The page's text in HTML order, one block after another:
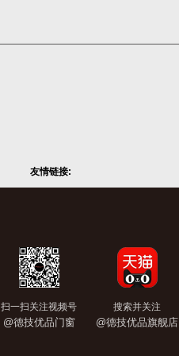
友情链接:
扫一扫关注视频号
@德技优品门窗
搜索并关注
@德技优品旗舰店